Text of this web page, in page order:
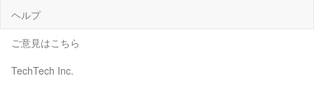
ヘルプ
ご意見はこちら
TechTech Inc.